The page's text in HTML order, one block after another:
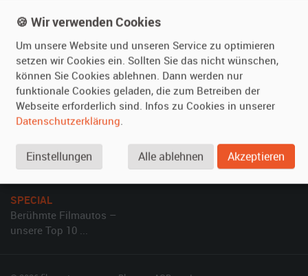
Referenzen
Kundenmeinungen
Service
Vermieten
Oldtimer anmelden
Fotos senden
Fragen für Vermieter
Inserat verwalten
Hilfe
Häufige Fragen (FAQ)
Kontakt
SPECIAL
Berühmte Filmautos –
unsere Top 10 ...
🍪 Wir verwenden Cookies
Um unsere Website und unseren Service zu optimieren
setzen wir Cookies ein. Sollten Sie das nicht wünschen,
können Sie Cookies ablehnen. Dann werden nur
funktionale Cookies geladen, die zum Betreiben der
Webseite erforderlich sind. Infos zu Cookies in unserer
Datenschutzerklärung.
Einstellungen Alle ablehnen Akzeptieren